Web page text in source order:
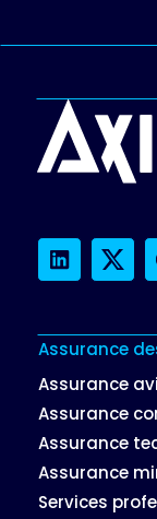
LinkedIn
Assurance
Assurance
Assurance
Assurance
Assurance
Services